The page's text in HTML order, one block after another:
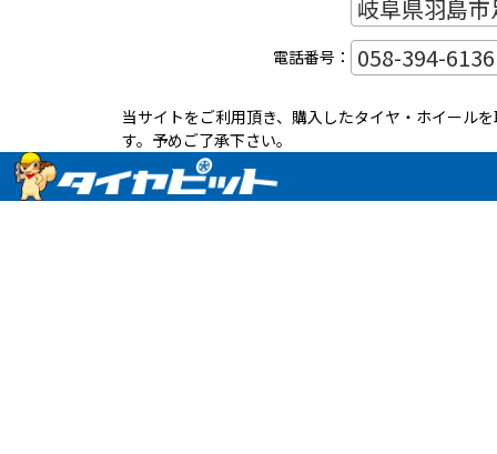
電話番号：
当サイトをご利用頂き、購入したタイヤ・ホイール
す。予めご了承下さい。